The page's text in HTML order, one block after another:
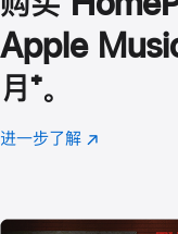
Apple
月 脚
注
⁺。
进一步了解 Apple
(在
口